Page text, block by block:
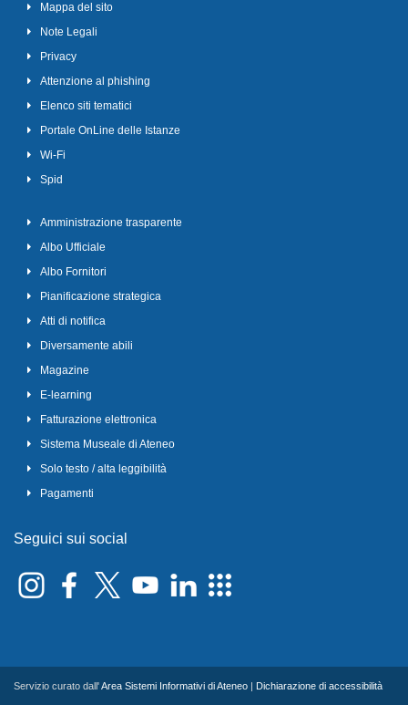
Mappa del sito
Note Legali
Privacy
Attenzione al phishing
Elenco siti tematici
Portale OnLine delle Istanze
Wi-Fi
Spid
Amministrazione trasparente
Albo Ufficiale
Albo Fornitori
Pianificazione strategica
Atti di notifica
Diversamente abili
Magazine
E-learning
Fatturazione elettronica
Sistema Museale di Ateneo
Solo testo / alta leggibilità
Pagamenti
Seguici sui social
Servizio curato dall'Area Sistemi Informativi di Ateneo Dichiarazione di accessibilità